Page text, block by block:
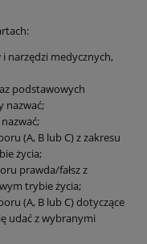
narzędzi medycznych,
podstawowych
nazwać;
(A, B lub C) z zakresu
życia;
prawda/fałsz z
trybie życia;
(A, B lub C) dotyczące
udać z wybranymi